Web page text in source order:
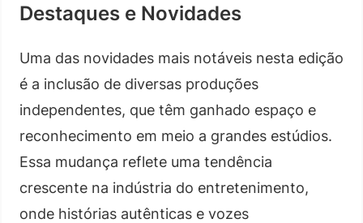
Destaques e Novidades
Uma das novidades mais notáveis nesta edição
é a inclusão de diversas produções
independentes, que têm ganhado espaço e
reconhecimento em meio a grandes estúdios.
Essa mudança reflete uma tendência
crescente na indústria do entretenimento,
onde histórias autênticas e vozes